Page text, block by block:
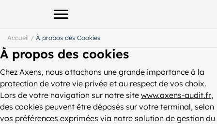
Afficher le menu principal
Accueil / À propos des Cookies
À propos des cookies
Chez Axens, nous attachons une grande importance à la
protection de votre vie privée et au respect de vos choix.
Lors de votre navigation sur notre site www.axens-audit.fr,
des cookies peuvent être déposés sur votre terminal, selon
vos préférences exprimées via notre solution de gestion du